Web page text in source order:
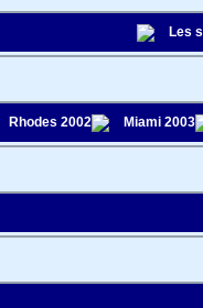
Les
Rhodes 2002 Miami 2003